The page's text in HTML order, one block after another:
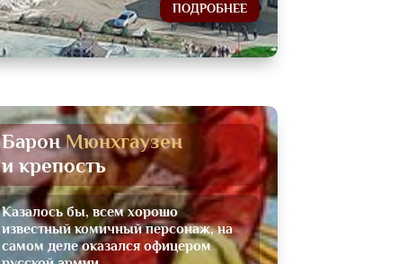
ПОДРОБНЕЕ
Барон Мюнхгаузен
и крепость
Казалось бы, всем хорошо
известный комичный персонаж, на
самом деле оказался офицером